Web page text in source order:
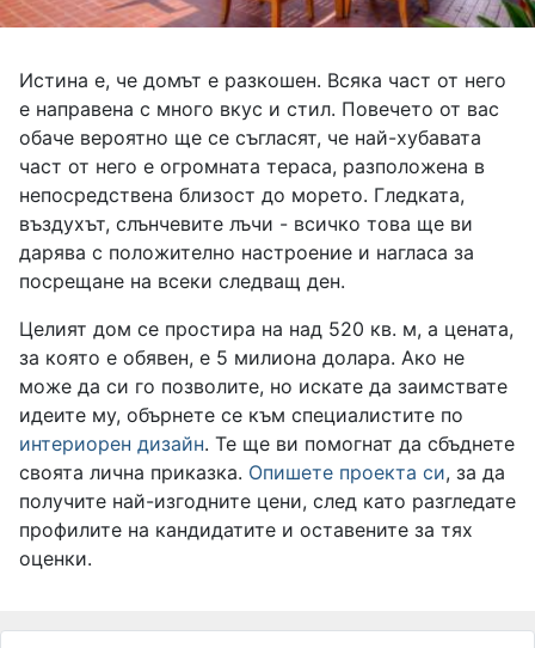
Истина е, че домът е разкошен. Всяка част от него
е направена с много вкус и стил. Повечето от вас
обаче вероятно ще се съгласят, че най-хубавата
част от него е огромната тераса, разположена в
непосредствена близост до морето. Гледката,
въздухът, слънчевите лъчи - всичко това ще ви
дарява с положително настроение и нагласа за
посрещане на всеки следващ ден.
Целият дом се простира на над 520 кв. м, а цената,
за която е обявен, е 5 милиона долара. Ако не
може да си го позволите, но искате да заимствате
идеите му, обърнете се към специалистите по
интериорен дизайн. Те ще ви помогнат да сбъднете
своята лична приказка. Опишете проекта си, за да
получите най-изгодните цени, след като разгледате
профилите на кандидатите и оставените за тях
оценки.